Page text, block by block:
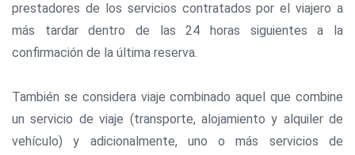
prestadores de los servicios contratados por el viajero a
más tardar dentro de las 24 horas siguientes a la
confirmación de la última reserva.
También se considera viaje combinado aquel que combine
un servicio de viaje (transporte, alojamiento y alquiler de
vehículo) y adicionalmente, uno o más servicios de